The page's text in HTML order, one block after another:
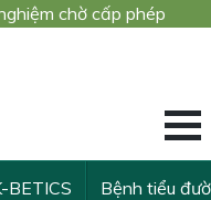
chờ cấp phép
KẾ THỪA VÀ
BETICS Bệnh tiểu